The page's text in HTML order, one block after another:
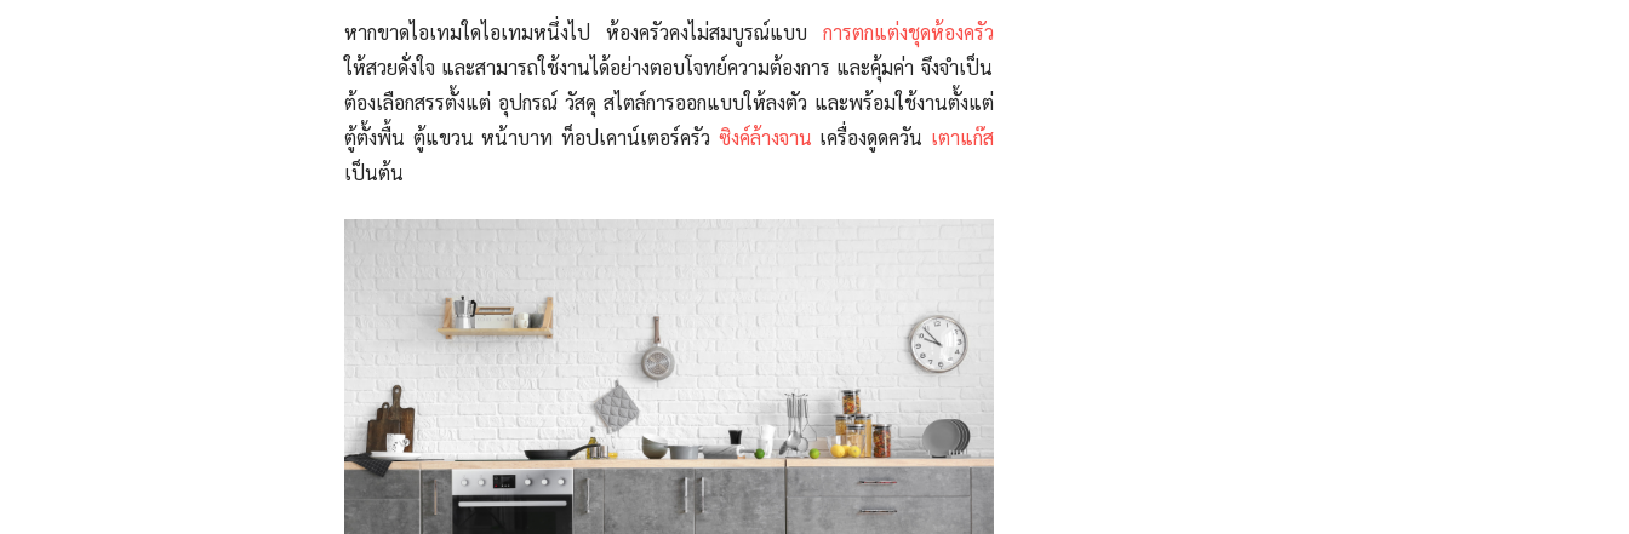
หากขาดไอเทมใดไอเทมหนึ่งไป ห้องครัวคงไม่สมบูรณ์แบบ การตกแต่งชุดห้องครัว
ให้สวยดั่งใจ และสามารถใช้งานได้อย่างตอบโจทย์ความต้องการ และคุ้มค่า จึงจำเป็น
ต้องเลือกสรรตั้งแต่ อุปกรณ์ วัสดุ สไตล์การออกแบบให้ลงตัว และพร้อมใช้งานตั้งแต่
ตู้ตั้งพื้น ตู้แขวน หน้าบาท ท็อปเคาน์เตอร์ครัว ซิงค์ล้างจาน เครื่องดูดควัน เตาแก๊ส
เป็นต้น